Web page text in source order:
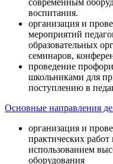
современным
воспитания.
организация и
мероприятий
образовательных
семинаров,
проведение
школьниками для
поступлению в
Основные направления
организация и
практических
использованием
оборудования